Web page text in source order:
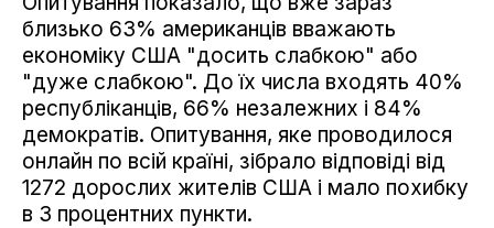
близько 63% американців вважають
економіку США "досить слабкою" або
"дуже слабкою". До їх числа входять 40%
республіканців, 66% незалежних і 84%
демократів. Опитування, яке проводилося
онлайн по всій країні, зібрало відповіді від
1272 дорослих жителів США і мало похибку
в 3 процентних пункти.